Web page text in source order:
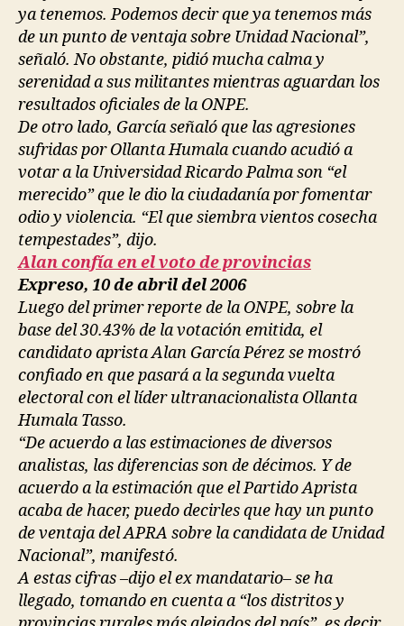
ya tenemos. Podemos decir que ya tenemos más
de un punto de ventaja sobre Unidad Nacional”,
señaló. No obstante, pidió mucha calma y
serenidad a sus militantes mientras aguardan los
resultados oficiales de la ONPE.
De otro lado, García señaló que las agresiones
sufridas por Ollanta Humala cuando acudió a
votar a la Universidad Ricardo Palma son “el
merecido” que le dio la ciudadanía por fomentar
odio y violencia. “El que siembra vientos cosecha
tempestades”, dijo.
Alan confía en el voto de provincias
Expreso, 10 de abril del 2006
Luego del primer reporte de la ONPE, sobre la
base del 30.43% de la votación emitida, el
candidato aprista Alan García Pérez se mostró
confiado en que pasará a la segunda vuelta
electoral con el líder ultranacionalista Ollanta
Humala Tasso.
“De acuerdo a las estimaciones de diversos
analistas, las diferencias son de décimos. Y de
acuerdo a la estimación que el Partido Aprista
acaba de hacer, puedo decirles que hay un punto
de ventaja del APRA sobre la candidata de Unidad
Nacional”, manifestó.
A estas cifras –dijo el ex mandatario– se ha
llegado, tomando en cuenta a “los distritos y